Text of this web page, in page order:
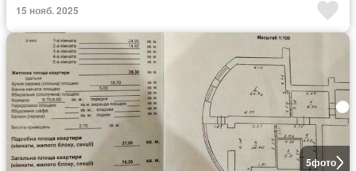
15 нояб. 2025
5фото